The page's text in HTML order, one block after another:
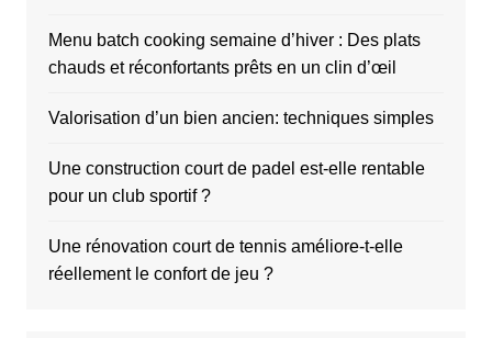
Menu batch cooking semaine d’hiver : Des plats
chauds et réconfortants prêts en un clin d’œil
Valorisation d’un bien ancien: techniques simples
Une construction court de padel est-elle rentable
pour un club sportif ?
Une rénovation court de tennis améliore-t-elle
réellement le confort de jeu ?